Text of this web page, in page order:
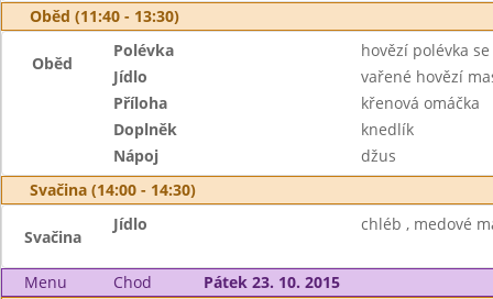
Oběd (11:40 - 13:30)
Oběd
Polévka
hovězí polévka
Jídlo
vařené hovězí
Příloha
křenová omáčka
Doplněk
knedlík
Nápoj
džus
Svačina (14:00 - 14:30)
Svačina
Jídlo chléb , medové
Menu Chod
Pátek 23. 10. 2015